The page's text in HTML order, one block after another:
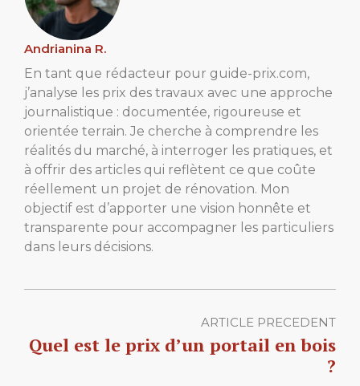
Andrianina R.
En tant que rédacteur pour guide-prix.com,
j’analyse les prix des travaux avec une approche
journalistique : documentée, rigoureuse et
orientée terrain. Je cherche à comprendre les
réalités du marché, à interroger les pratiques, et
à offrir des articles qui reflètent ce que coûte
réellement un projet de rénovation. Mon
objectif est d’apporter une vision honnête et
transparente pour accompagner les particuliers
dans leurs décisions.
ARTICLE PRECEDENT
Quel est le prix d’un portail en bois
?